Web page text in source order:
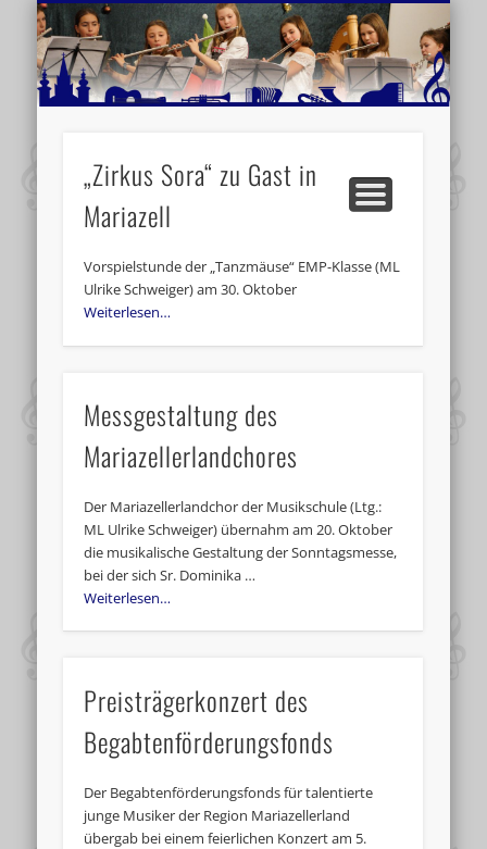
MUSIKSCHULE MARIAZELL
AKTUELLE BERICHTE
SCHULE
VIDEOS
VERANSTALTUNGSTIPPS
WEITERE INFORMATIONEN
„Zirkus Sora“ zu Gast in
Mariazell
Vorspielstunde der „Tanzmäuse“ EMP-Klasse (ML
Ulrike Schweiger) am 30. Oktober
Weiterlesen…
Messgestaltung des
Mariazellerlandchores
Der Mariazellerlandchor der Musikschule (Ltg.:
ML Ulrike Schweiger) übernahm am 20. Oktober
die musikalische Gestaltung der Sonntagsmesse,
bei der sich Sr. Dominika …
Weiterlesen…
Preisträgerkonzert des
Begabtenförderungsfonds
Der Begabtenförderungsfonds für talentierte
junge Musiker der Region Mariazellerland
übergab bei einem feierlichen Konzert am 5.